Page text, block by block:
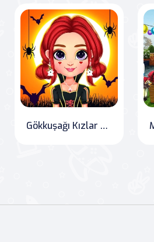
Gökkuşağı Kızlar Halloween Salonu